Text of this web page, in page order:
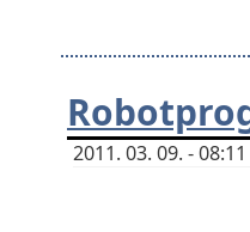
2011. 03. 09. -